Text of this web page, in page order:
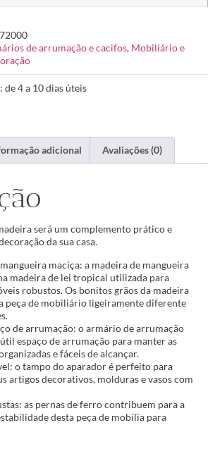
de arrumação e cacifos, Mobiliário e
de 4 a 10 dias úteis
adicional Avaliações (0)
será um complemento prático e
da sua casa.
maciça: a madeira de mangueira
madeira de lei tropical utilizada para
robustos. Os bonitos grãos da madeira
peça de mobiliário ligeiramente diferente
de arrumação: o armário de arrumação
espaço de arrumação para manter as
e fáceis de alcançar.
o tampo do aparador é perfeito para
artigos decorativos, molduras e vasos com
as pernas de ferro contribuem para a
desta peça de mobília para